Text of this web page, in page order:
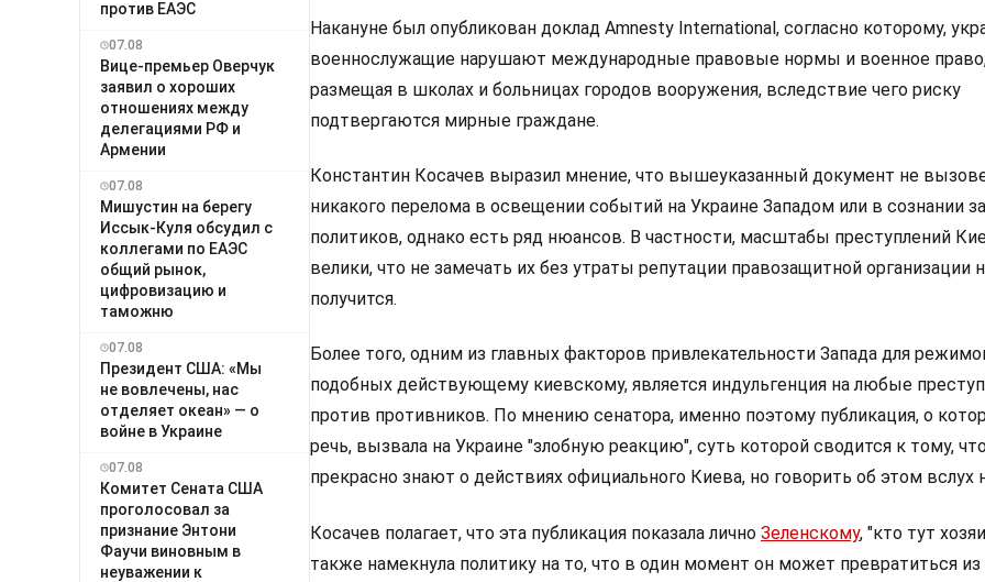
против ЕАЭС
07.08
Вице-премьер Оверчук
заявил о хороших
отношениях между
делегациями РФ и
Армении
07.08
Мишустин на берегу
Иссык-Куля обсудил с
коллегами по ЕАЭС
общий рынок,
цифровизацию и
таможню
07.08
Президент США: «Мы
не вовлечены, нас
отделяет океан» — о
войне в Украине
07.08
Комитет Сената США
проголосовал за
признание Энтони
Фаучи виновным в
неуважении к
Накануне был опубликован доклад Amnesty International, согласно которому,
военнослужащие нарушают международные правовые нормы и военное
размещая в школах и больницах городов вооружения, вследствие чего риску
подтвергаются мирные граждане.
Константин Косачев выразил мнение, что вышеуказанный документ не
никакого перелома в освещении событий на Украине Западом или в сознании
политиков, однако есть ряд нюансов. В частности, масштабы преступлений
велики, что не замечать их без утраты репутации правозащитной организации
получится.
Более того, одним из главных факторов привлекательности Запада для
подобных действующему киевскому, является индульгенция на любые
против противников. По мнению сенатора, именно поэтому публикация, о
речь, вызвала на Украине "злобную реакцию", суть которой сводится к тому,
прекрасно знают о действиях официального Киева, но говорить об этом вслух
Косачев полагает, что эта публикация показала лично Зеленскому, "кто тут
также намекнула политику на то, что в один момент он может превратиться из